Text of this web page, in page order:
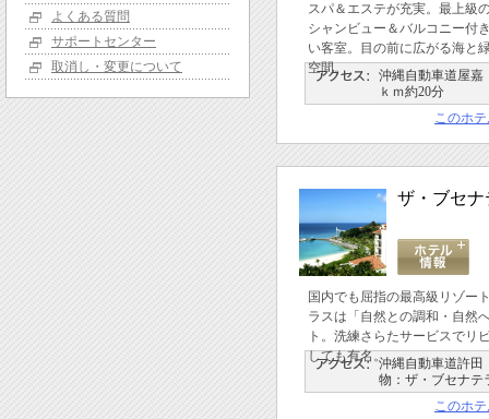
スパ＆エステが充実。最上級
シャンビュー＆バルコニー付
い客室。目の前に広がる海と
空間。
沖縄自動車道屋嘉
ｋｍ約20分
このホ
ザ・ブセナ
国内でも屈指の最高級リゾー
ラスは「自然との調和・自然
ト。洗練さらたサービスでリ
しても有名。沖縄自動車道許田
物：ザ・ブセナテ
このホ
よくある質問
サポートセンター
取消し・変更について